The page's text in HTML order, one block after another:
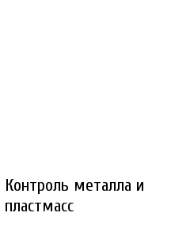
Контроль металла и
пластмасс